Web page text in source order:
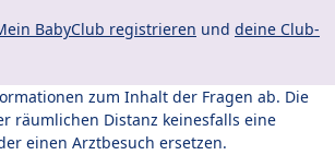
BabyClub registrieren und deine Club-
zum Inhalt der Fragen ab. Die
räumlichen Distanz keinesfalls eine
einen Arztbesuch ersetzen.